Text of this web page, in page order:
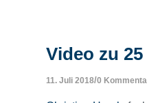
Video zu
11. Juli 2018/0